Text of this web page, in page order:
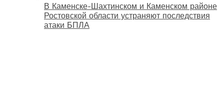
В Каменске-Шахтинском и Каменском районе
Ростовской области устраняют последствия
атаки БПЛА